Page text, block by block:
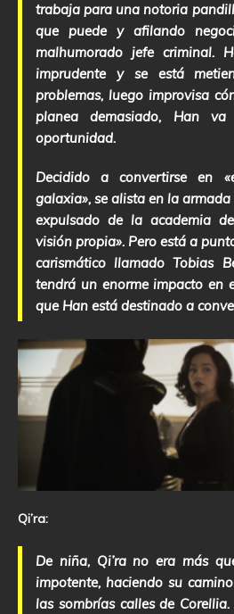
trabaja para una notoria
que puede y afilando
malhumorado jefe criminal.
imprudente y se está
problemas, luego improvisa
planea demasiado, Han
oportunidad.
Decidido a convertirse en
galaxia», se alista en la
expulsado de la academia
visión propia». Pero está a
carismático llamado Tobias
tendrá un enorme impacto en
que Han está destinado a
Qi’ra:
De niña, Qi’ra no era más
impotente, haciendo su
las sombrías calles de